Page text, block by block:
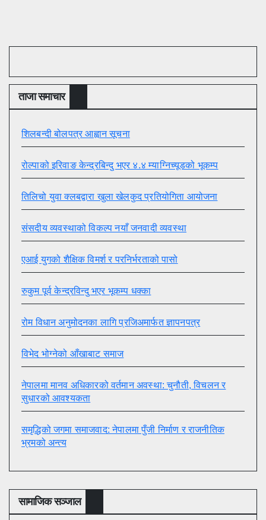
ताजा समाचार
शिलबन्दी बोलपत्र आह्वान सूचना
रोल्पाको इरिवाङ केन्द्रबिन्दु भएर ४.४ म्याग्निच्यूडको भूकम्प
तिलिचो युवा क्लबद्वारा खुला खेलकुद प्रतियोगिता आयोजना
संसदीय व्यवस्थाको विकल्प नयाँ जनवादी व्यवस्था
एआई युगको शैक्षिक विमर्श र परनिर्भरताको पासो
रुकुम पूर्व केन्द्रविन्दु भएर भूकम्प धक्का
रोम विधान अनुमोदनका लागि प्रजिअमार्फत ज्ञापनपत्र
विभेद भोग्नेको आँखाबाट समाज
नेपालमा मानव अधिकारको वर्तमान अवस्था: चुनौती, विचलन र
सुधारको आवश्यकता
समृद्धिको जगमा समाजवाद: नेपालमा पुँजी निर्माण र राजनीतिक
भ्रमको अन्त्य
सामाजिक सञ्जाल